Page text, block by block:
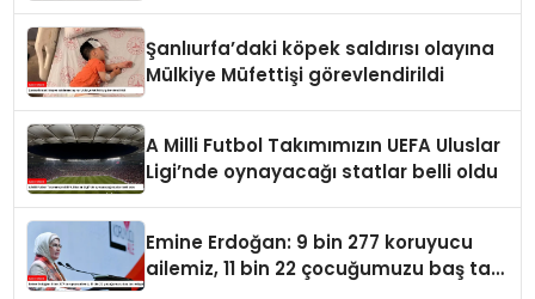
Şanlıurfa’daki köpek saldırısı olayına
Mülkiye Müfettişi görevlendirildi
A Milli Futbol Takımımızın UEFA Uluslar
Ligi’nde oynayacağı statlar belli oldu
Emine Erdoğan: 9 bin 277 koruyucu
ailemiz, 11 bin 22 çocuğumuzu baş tacı